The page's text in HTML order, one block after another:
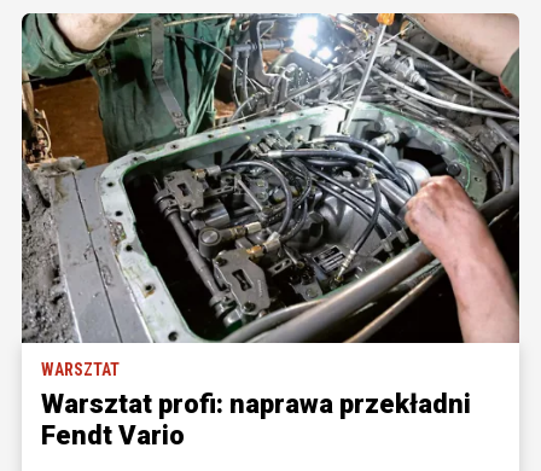
WARSZTAT
Warsztat profi: naprawa przekładni
Fendt Vario